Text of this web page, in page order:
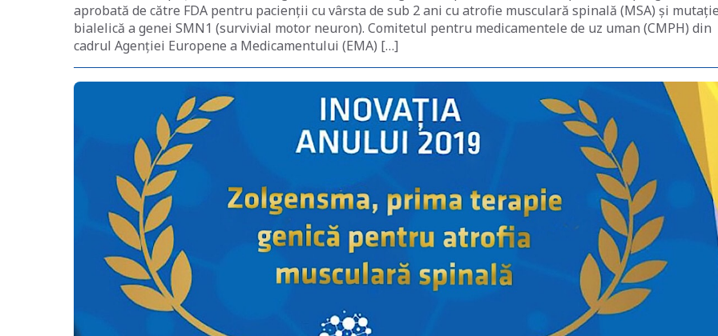
aprobată de către FDA pentru pacienții cu vârsta de sub 2 ani cu atrofie musculară spinală (MSA) și
bialelică a genei SMN1 (survivial motor neuron). Comitetul pentru medicamentele de uz uman (CMPH) din
cadrul Agenţiei Europene a Medicamentului (EMA) […]